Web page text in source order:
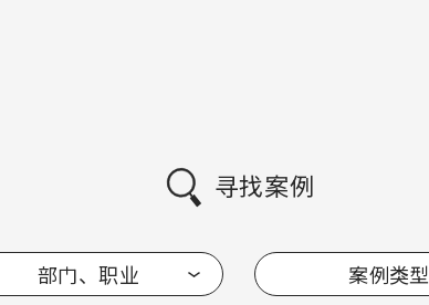
寻找案例
部门、职业 案例类型